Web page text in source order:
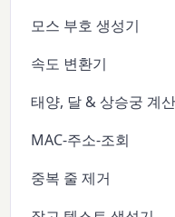
모스 부호 생성기
속도 변환기
태양, 달 & 상승궁 계
MAC-주소-조회
중복 줄 제거